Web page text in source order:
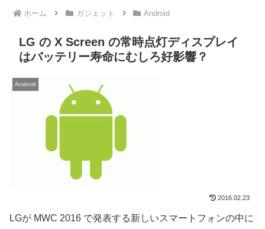
ホーム ガジェット Android
LG の X Screen の常時点灯ディスプレイ
はバッテリー寿命にむしろ好影響？
Android
2016.02.23
LGが MWC 2016 で発表する新しいスマートフォンの中に